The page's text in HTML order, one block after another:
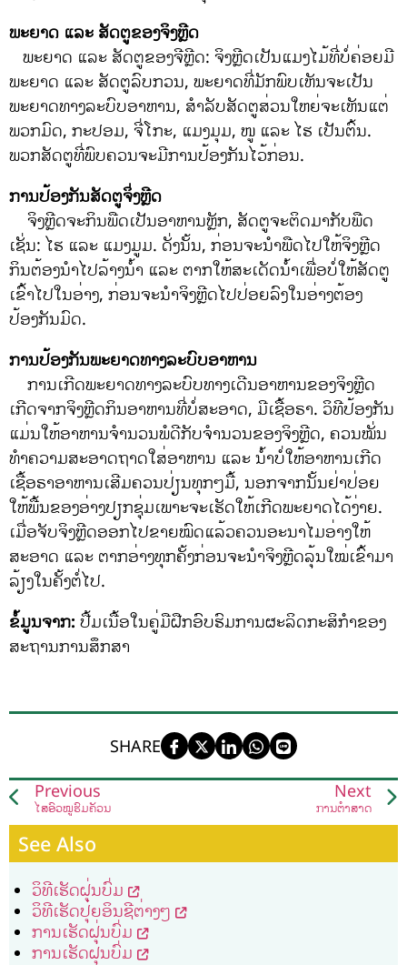
ພະຍາດ ແລະ ສັດຕູຂອງຈິງຫຼີດ
ພະຍາດ ແລະ ສັດຕູຂອງຈີຫຼີດ: ຈິງຫຼີດເປັນແມງໄມ້ທີ່ບໍ່ຄ່ອຍມີ
ພະຍາດ ແລະ ສັດຕູລົບກວນ, ພະຍາດທີ່ມັກພົບເຫັນຈະເປັນ
ພະຍາດທາງລະບົບອາຫານ, ສໍາລັບສັດຕູສ່ວນໃຫຍ່ຈະເຫັນແຕ່
ພວກມົດ, ກະປອມ, ຈີ່ໂກະ, ແມງມຸມ, ໜູ ແລະ ໄຮ ເປັນຕົ້ນ.
ພວກສັດຕູທີ່ພົບຄວນຈະມີການປ້ອງກັນໄວ້ກ່ອນ.
ການປ້ອງກັນສັດຕູຈິ່ງຫຼີດ
ຈິງຫຼີດຈະກິນພືດເປັນອາຫານຫຼັກ, ສັດຕູຈະຕິດມາກັບພືດ
ເຊັ່ນ: ໄຮ ແລະ ແມງມູມ. ດັ່ງນັ້ນ, ກ່ອນຈະນໍາພືດໄປໃຫ້ຈິງຫຼີດ
ກິນຕ້ອງນໍາໄປລ້າງນໍ້າ ແລະ ຕາກໃຫ້ສະເດັດນ້ໍາເພື່ອບໍ່ໃຫ້ສັດຕູ
ເຂົ້າໄປໃນອ່າງ, ກ່ອນຈະນໍາຈິງຫຼີດໄປປ່ອຍລົງໃນອ່າງຕ້ອງ
ປ້ອງກັນມົດ.
ການປ້ອງກັນພະຍາດທາງລະບົບອາຫານ
ການເກີດພະຍາດທາງລະບົບທາງເດີນອາຫານຂອງຈິງຫຼີດ
ເກີດຈາກຈິງຫຼີດກິນອາຫານທີ່ບໍ່ສະອາດ, ມີເຊື້ອຣາ. ວິທີປ້ອງກັນ
ແມ່ນໃຫ້ອາຫານຈໍານວນພໍດີກັບຈໍານວນຂອງຈິງຫຼີດ, ຄວນໝັ່ນ
ທໍາຄວາມສະອາດຖາດໃສ່ອາຫານ ແລະ ນ້ໍາບໍ່ໃຫ້ອາຫານເກີດ
ເຊື້ອຣາອາຫານເສີມຄວນປ່ຽນທຸກໆມື້, ນອກຈາກນັ້ນຢ່າປ່ອຍ
ໃຫ້ພື້ນຂອງອ່າງປຽກຊຸ່ມເພາະຈະເຮັດໃຫ້ເກີດພະຍາດໄດ້ງ່າຍ.
ເມື່ອຈັບຈິງຫຼີດອອກໄປຂາຍໝົດແລ້ວຄວນອະນາໄມອ່າງໃຫ້
ສະອາດ ແລະ ຕາກອ່າງທຸກຄັ້ງກ່ອນຈະນໍາຈິງຫຼີດລຸ້ນໃໝ່ເຂົ້າມາ
ລ້ຽງໃນຄັ້ງຕໍ່ໄປ.
ຂໍ້ມູນຈາກ: ປື້ມເນື້ອໃນຄູ່ມືຝືກອົບຮົມການຜະລິດກະສິກໍາຂອງ
ສະຖານການສຶກສາ
SHARE
Previous
ໄສ້ອົ່ວໝູຮົມຄັວນ
Next
ການຕໍ່າສາດ
See Also
ວິທີເຮັດຝຸ່ນບົ່ມ
ວິທີເຮັດປຸ໋ຍອິນຊີຕ່າງໆ
ການເຮັດຝຸ່ນບົ່ມ
ການເຮັດຝຸ່ນບົ່ມ